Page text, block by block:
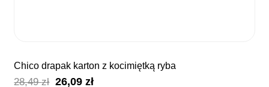
chico drapak karton z kocimiętką ryba
28,49zł Pierwotna
26,09złAktualna